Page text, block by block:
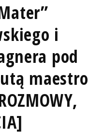
i
pod
maestro